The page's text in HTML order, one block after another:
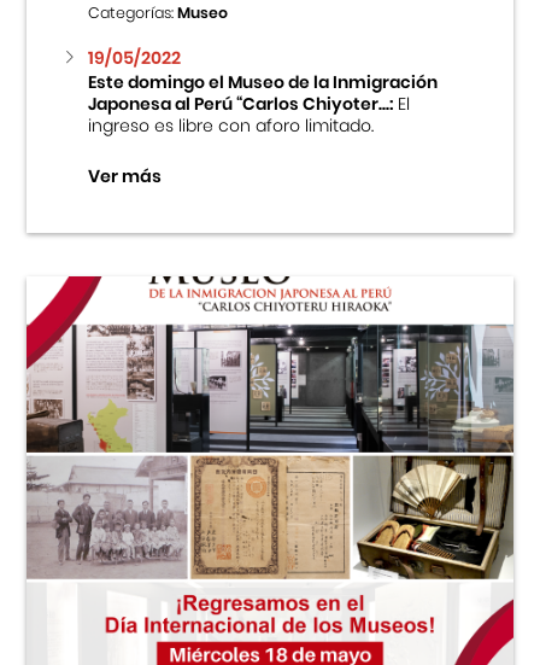
Categorías:Museo
19/05/2022
Este domingo el Museo de la Inmigración
Japonesa al Perú “Carlos Chiyoter...:El
ingreso es libre con aforo limitado.
Ver más